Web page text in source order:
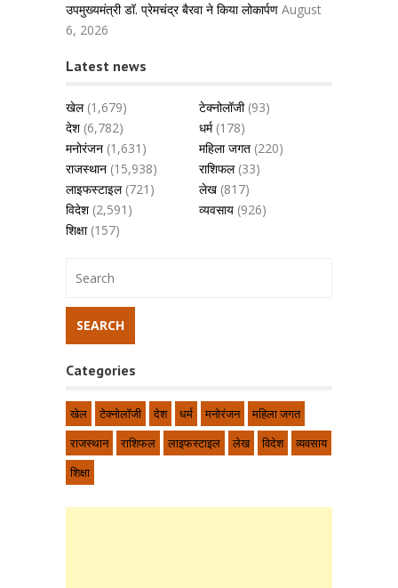
उपमुख्यमंत्री डॉ. प्रेमचंद्र बैरवा ने किया लोकार्पण August
6, 2026
Latest news
खेल(1,679) टेक्नोलॉजी(93)
देश(6,782) धर्म(178)
मनोरंजन (1,631) महिला जगत (220)
राजस्थान (15,938) राशिफल(33)
लाइफस्टाइल(721) लेख (817)
विदेश(2,591) व्यवसाय (926)
शिक्षा(157)
Categories
खेल टेक्नोलॉजी देश धर्म मनोरंजन
महिला जगत
राजस्थान
राशिफल लाइफस्टाइल लेख विदेश
व्यवसाय
शिक्षा